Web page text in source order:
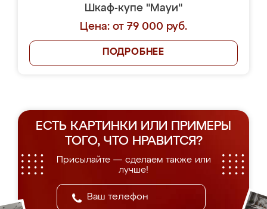
Шкаф-купе "Мауи"
Цена: от 79 000 руб.
ПОДРОБНЕЕ
ЕСТЬ КАРТИНКИ ИЛИ ПРИМЕРЫ
ТОГО, ЧТО НРАВИТСЯ?
Присылайте — сделаем также или
лучше!